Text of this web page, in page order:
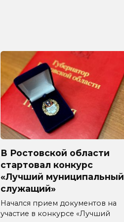
В Ростовской области
стартовал конкурс
«Лучший муниципальный
служащий»
Начался прием документов на
участие в конкурсе «Лучший